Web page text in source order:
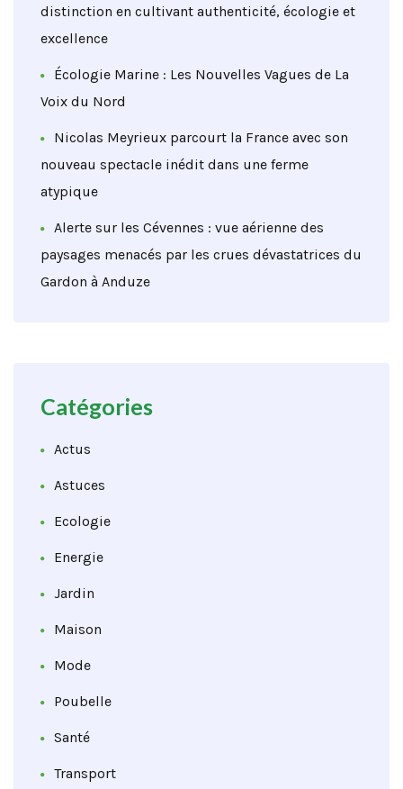
distinction en cultivant authenticité, écologie et
excellence
Écologie Marine : Les Nouvelles Vagues de La
Voix du Nord
Nicolas Meyrieux parcourt la France avec son
nouveau spectacle inédit dans une ferme
atypique
Alerte sur les Cévennes : vue aérienne des
paysages menacés par les crues dévastatrices du
Gardon à Anduze
Catégories
Actus
Astuces
Ecologie
Energie
Jardin
Maison
Mode
Poubelle
Santé
Transport